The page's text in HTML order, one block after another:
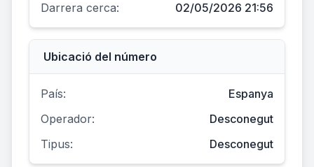
Darrera cerca:
02/05/2026 21:56
Ubicació del número
País:
Espanya
Operador:
Desconegut
Tipus:
Desconegut